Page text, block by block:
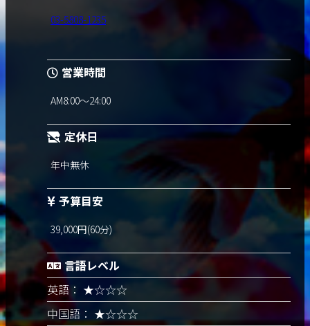
03-5808-1235
営業時間
AM8:00～24:00
定休日
年中無休
予算目安
39,000円(60分)
言語レベル
英語： ★☆☆☆
中国語： ★☆☆☆